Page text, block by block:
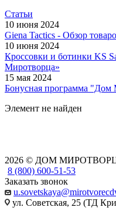
Статьи
10 июня 2024
Giena Tactics - Обзор
10 июня 2024
Кроссовки и ботинки KS
Миротворца»
15 мая 2024
Бонусная программа "Дом
Элемент не найден
2026 © ДОМ
8 (800) 600-51-53
Заказать звонок
ул. Советская, 25 (ТД